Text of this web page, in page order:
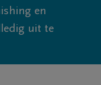
en
uit te